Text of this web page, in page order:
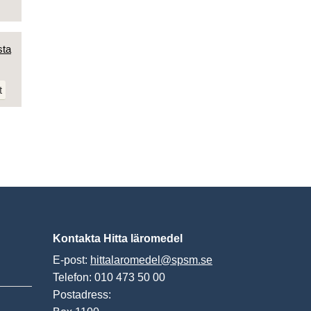
Kontakta Hitta läromedel
E-post: hittalaromedel@spsm.se
Telefon: 010 473 50 00
Postadress: